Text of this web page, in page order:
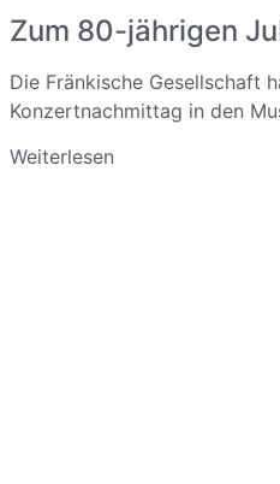
Zum 80-jährigen
Die Fränkische Gesellschaft
Konzertnachmittag in den
Weiterlesen